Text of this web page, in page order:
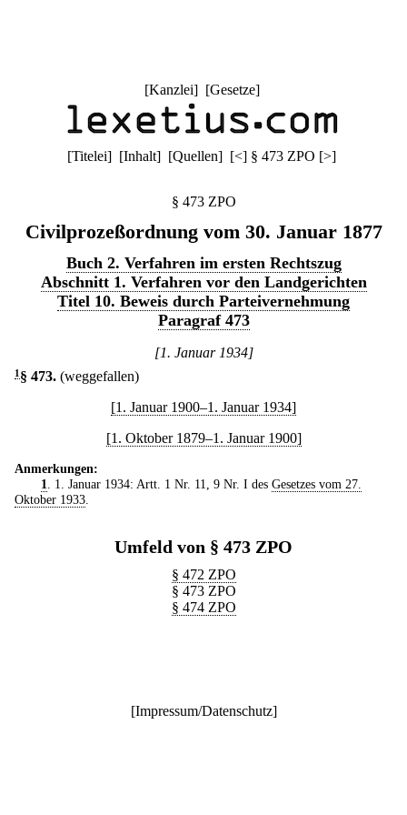
[Kanzlei] [Gesetze]
[Titelei] [Inhalt] [Quellen] [<] § 473 ZPO [>]
§ 473 ZPO
Civilprozeßordnung vom 30. Januar 1877
Buch 2. Verfahren im ersten Rechtszug
Abschnitt 1. Verfahren vor den Landgerichten
Titel 10. Beweis durch Parteivernehmung
Paragraf 473
[1. Januar 1934]
1 § 473. (weggefallen)
[1. Januar 1900–1. Januar 1934]
[1. Oktober 1879–1. Januar 1900]
Anmerkungen:
1
. 1. Januar 1934: Artt. 1 Nr. 11, 9 Nr. I des Gesetzes vom 27.
Oktober 1933
Umfeld von § 473 ZPO
§ 472 ZPO
§ 473 ZPO
§ 474 ZPO
[Impressum/Datenschutz]